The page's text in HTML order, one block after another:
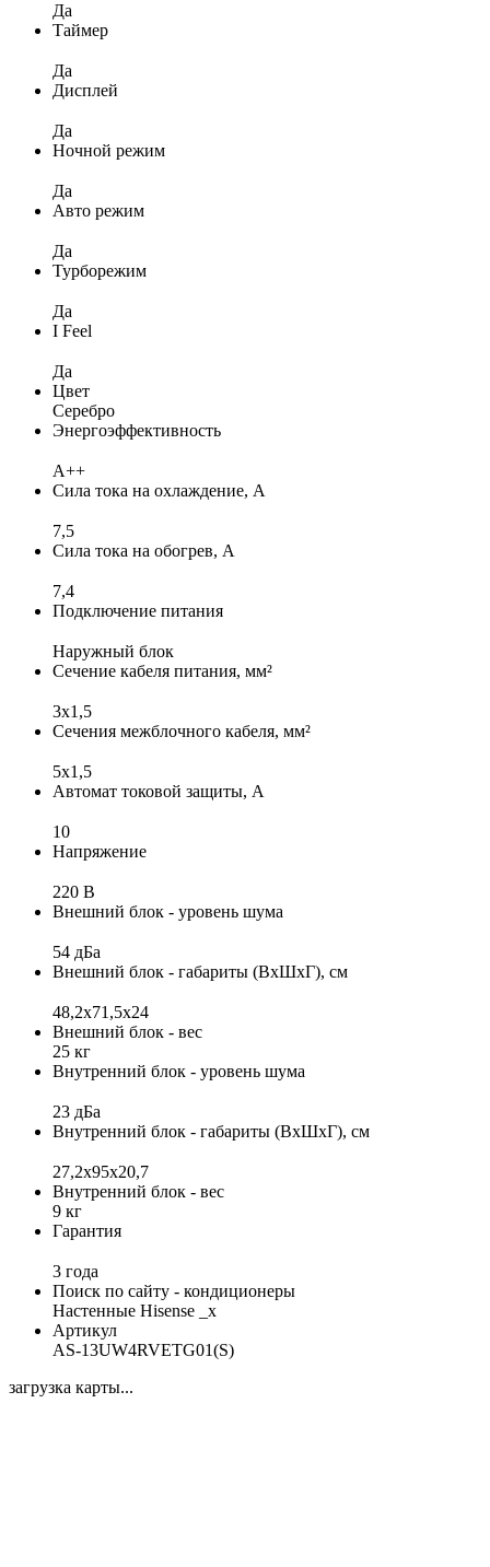
Да
Таймер
Да
Дисплей
Да
Ночной режим
Да
Авто режим
Да
Турборежим
Да
I Feel
Да
Цвет
Серебро
Энергоэффективность
A++
Сила тока на охлаждение, А
7,5
Сила тока на обогрев, А
7,4
Подключение питания
Наружный блок
Сечение кабеля питания, мм²
3x1,5
Сечения межблочного кабеля, мм²
5x1,5
Автомат токовой защиты, А
10
Напряжение
220 В
Внешний блок - уровень шума
54 дБа
Внешний блок - габариты (ВхШхГ), см
48,2х71,5х24
Внешний блок - вес
25 кг
Внутренний блок - уровень шума
23 дБа
Внутренний блок - габариты (ВхШхГ), см
27,2х95х20,7
Внутренний блок - вес
9 кг
Гарантия
3 года
Поиск по сайту - кондиционеры
Настенные Hisense _x
Артикул
AS-13UW4RVETG01(S)
загрузка карты...